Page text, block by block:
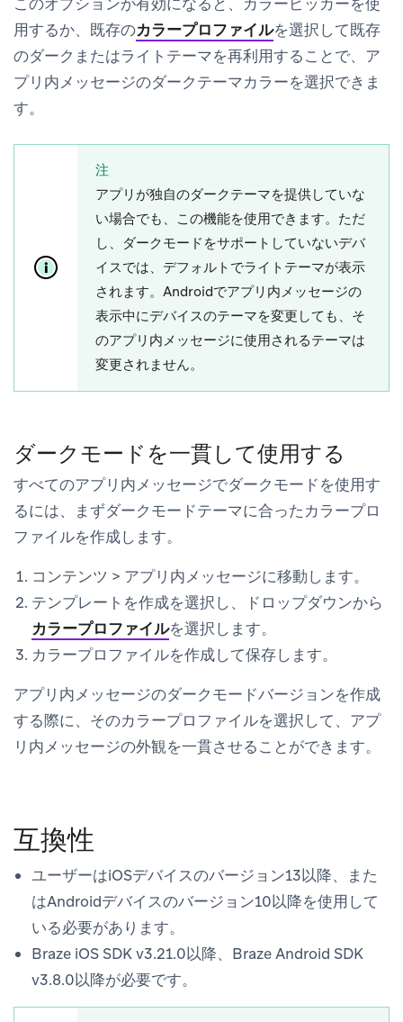
用するか、既存のカラープロファイルを選択して既存
のダークまたはライトテーマを再利用することで、ア
プリ内メッセージのダークテーマカラーを選択できま
す。
注
アプリが独自のダークテーマを提供していな
い場合でも、この機能を使用できます。ただ
し、ダークモードをサポートしていないデバ
イスでは、デフォルトでライトテーマが表示
されます。Androidでアプリ内メッセージの
表示中にデバイスのテーマを変更しても、そ
のアプリ内メッセージに使用されるテーマは
変更されません。
ダークモードを一貫して使用する
すべてのアプリ内メッセージでダークモードを使用す
るには、まずダークモードテーマに合ったカラープロ
ファイルを作成します。
コンテンツ > アプリ内メッセージに移動します。
テンプレートを作成を選択し、ドロップダウンから
カラープロファイルを選択します。
カラープロファイルを作成して保存します。
アプリ内メッセージのダークモードバージョンを作成
する際に、そのカラープロファイルを選択して、アプ
リ内メッセージの外観を一貫させることができます。
互換性
ユーザーはiOSデバイスのバージョン13以降、また
はAndroidデバイスのバージョン10以降を使用して
いる必要があります。
Braze iOS SDK v3.21.0以降、Braze Android SDK
v3.8.0以降が必要です。